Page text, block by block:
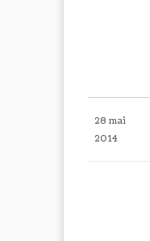
28 mai
2014